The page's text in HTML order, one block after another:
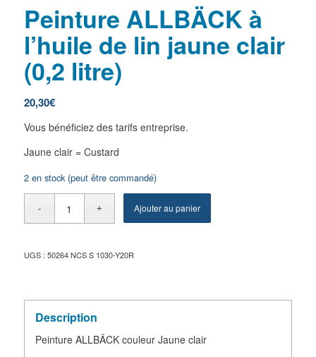
Peinture ALLBÄCK à
l’huile de lin jaune clair
(0,2 litre)
20,30€
Vous bénéficiez des tarifs entreprise.
Jaune clair = Custard
2 en stock (peut être commandé)
Ajouter au panier
UGS : 50264 NCS S 1030-Y20R
Description
Peinture ALLBÄCK couleur Jaune clair